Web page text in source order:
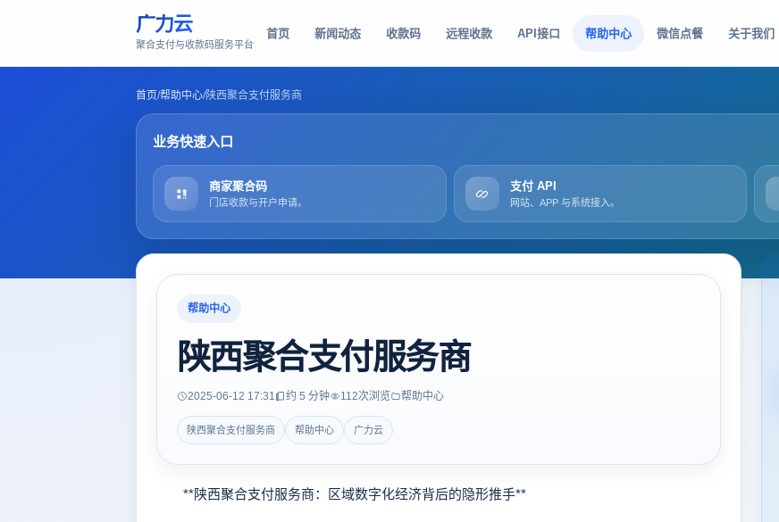
广力云
聚合支付与收款码服务平台
首页 新闻动态 收款码 远程收款 API接口 帮助中心 微信点餐 关于我们
首页/帮助中心/陕西聚合支付服务商
业务快速入口
商家聚合码
门店收款与开户申请。
支付 API
网站、APP 与系统接入。
帮助中心
陕西聚合支付服务商
2025-06-12 17:31 约 5 分钟 112次浏览 帮助中心
陕西聚合支付服务商 帮助中心 广力云
**陕西聚合支付服务商：区域数字化经济背后的隐形推手**